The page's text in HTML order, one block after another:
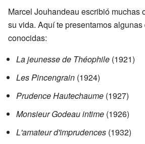
Marcel Jouhandeau escribió muchas
su vida. Aquí te presentamos
conocidas:
La jeunesse de Théophile (1921)
Les Pincengrain (1924)
Prudence Hautechaume (1927)
Monsieur Godeau intime (1926)
L'amateur d'imprudences (1932)